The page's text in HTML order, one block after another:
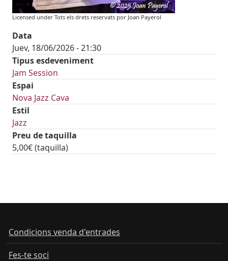
Licensed under Tots els drets reservats por Joan Payerol
Data
Juev, 18/06/2026 - 21:30
Tipus esdeveniment
Jam Session
Espai
Nova Jazz Cava
Estil
Jazz
Preu de taquilla
5,00€ (taquilla)
Condicions venda d'entrades
Fes-te soci